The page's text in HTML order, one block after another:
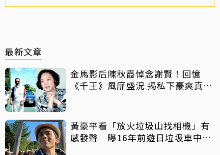
最新文章
金馬影后陳秋霞悼念謝賢！回憶
《千王》風靡盛況 揭私下豪爽真面
黃豪平看「放火垃圾山找相機」有
感發聲 曝16年前遊日垃圾車中含